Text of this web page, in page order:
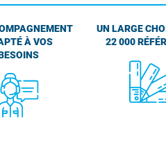
À VOS
UN LARGE
22 000